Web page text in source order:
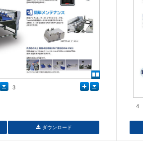
3
ダウンロード
4